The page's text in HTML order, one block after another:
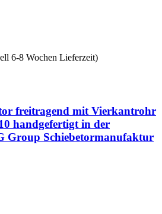
6-8 Wochen Lieferzeit)
freitragend mit Vierkantrohr
handgefertigt in der
Group Schiebetormanufaktur